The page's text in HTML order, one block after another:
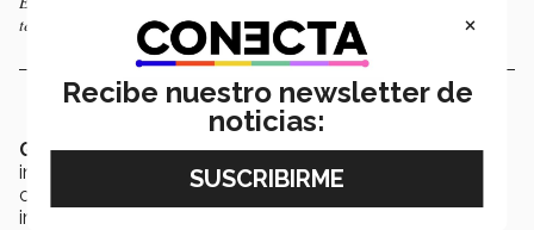
terremoto de Septiembre del 2017
Gonzálezdijo estar orgulloso de formar parte delTec,
institución que le ha permitido crecer y colaborar con
colegas y alumnos, para el desarrollo de proyectos con
impacto social.
×
Recibe nuestro newsletter de
noticias: